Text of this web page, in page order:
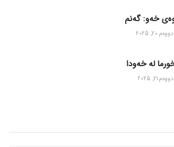
خەو: گەنم
2025
لە خەودا
2025